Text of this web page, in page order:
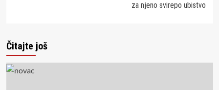
za njeno svirepo ubistvo
Čitajte još